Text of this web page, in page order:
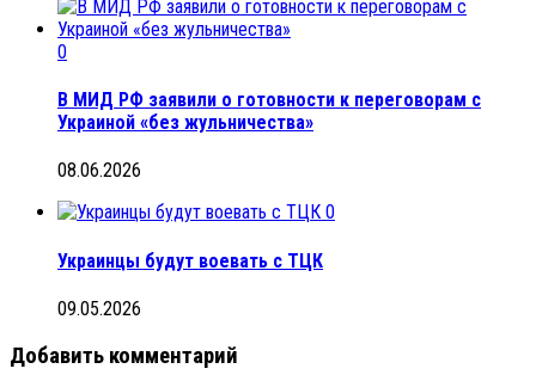
0
В МИД РФ заявили о готовности к переговорам с
Украиной «без жульничества»
08.06.2026
0
Украинцы будут воевать с ТЦК
09.05.2026
Добавить комментарий